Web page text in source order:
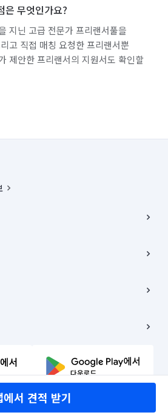
은 무엇인가요?
지닌 고급 전문가 프리랜서풀을
고 직접 매칭 요청한 프리랜서뿐
제안한 프리랜서의 지원서도 확인할
에서 견적 받기
구 율곡로 6(중학동, 트윈트리빌딩) B동 5층
수송동 율곡로 24, 7층, 8층 미소
무와 책임은 거래당사자에게 있습니다.
All Rights Reserved.